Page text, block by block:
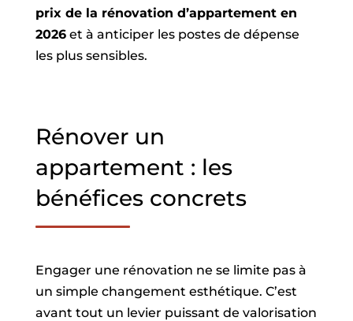
prix de la rénovation d’appartement en
2026et à anticiper les postes de dépense
les plus sensibles.
Rénover un
appartement : les
bénéfices concrets
Engager une rénovation ne se limite pas à
un simple changement esthétique. C’est
avant tout un levier puissant de valorisation